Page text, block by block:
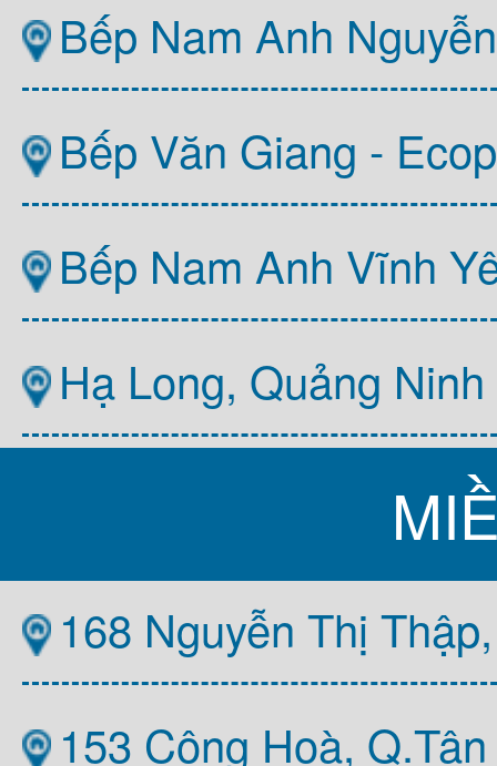
Bếp Nam Anh
Bếp Văn Giang -
Bếp Nam Anh Vĩnh
Hạ Long, Quảng Ninh
168 Nguyễn Thị
153 Cộng Hoà,